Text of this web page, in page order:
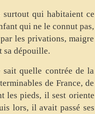
surtout qui habitaient ce
qui ne le connut pas,
les privations, maigre
sa dépouille.
sait quelle contrée de la
de France, de
les pieds, il sest oriente
lors, il avait passé ses